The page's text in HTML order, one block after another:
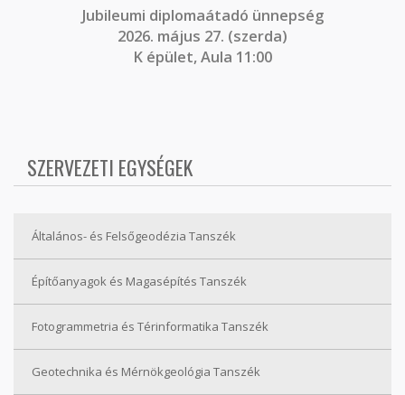
Jubileumi diplomaátadó ünnepség
2026. május 27. (szerda)
K épület, Aula 11:00
SZERVEZETI EGYSÉGEK
Általános- és Felsőgeodézia Tanszék
Építőanyagok és Magasépítés Tanszék
Fotogrammetria és Térinformatika Tanszék
Geotechnika és Mérnökgeológia Tanszék